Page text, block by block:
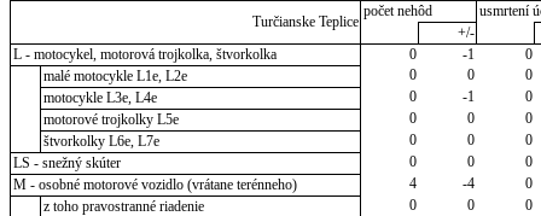
Turčianske Teplice
počet nehôd
usmrtení
+/-
L - motocykel, motorová trojkolka, štvorkolka
0 -1
0
malé motocykle L1e, L2e
0 0
0
motocykle L3e, L4e
0 -1
0
motorové trojkolky L5e
0 0
0
štvorkolky L6e, L7e
0 0
0
LS - snežný skúter
0 0
0
M - osobné motorové vozidlo (vrátane terénneho)
4 -4
0
z toho pravostranné riadenie
0 0
0